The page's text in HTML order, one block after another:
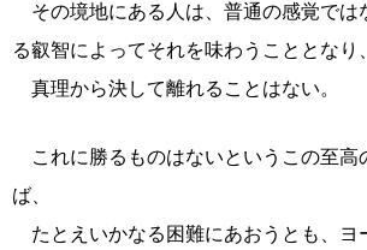
その境地にある人は、普通の感覚では
る叡智によってそれを味わうこととなり、
真理から決して離れることはない。
これに勝るものはないというこの至高
ば、
たとえいかなる困難にあおうとも、ヨ